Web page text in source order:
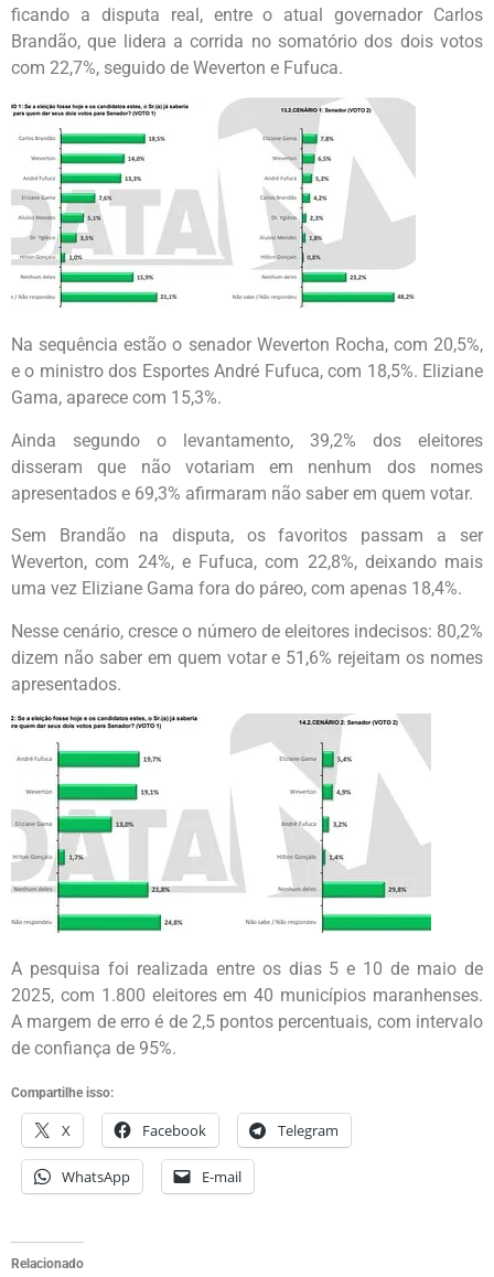
ficando a disputa real, entre o atual governador Carlos
Brandão, que lidera a corrida no somatório dos dois votos
com 22,7%, seguido de Weverton e Fufuca.
Na sequência estão o senador Weverton Rocha, com 20,5%,
e o ministro dos Esportes André Fufuca, com 18,5%. Eliziane
Gama, aparece com 15,3%.
Ainda segundo o levantamento, 39,2% dos eleitores
disseram que não votariam em nenhum dos nomes
apresentados e 69,3% afirmaram não saber em quem votar.
Sem Brandão na disputa, os favoritos passam a ser
Weverton, com 24%, e Fufuca, com 22,8%, deixando mais
uma vez Eliziane Gama fora do páreo, com apenas 18,4%.
Nesse cenário, cresce o número de eleitores indecisos: 80,2%
dizem não saber em quem votar e 51,6% rejeitam os nomes
apresentados.
A pesquisa foi realizada entre os dias 5 e 10 de maio de
2025, com 1.800 eleitores em 40 municípios maranhenses.
A margem de erro é de 2,5 pontos percentuais, com intervalo
de confiança de 95%.
Compartilhe isso:
X Facebook Telegram
WhatsApp E-mail
Relacionado